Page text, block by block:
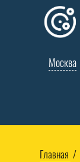
Москва
Главная